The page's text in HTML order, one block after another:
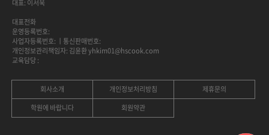
대표: 이서욱
대표전화
운영등록번호:
사업자등록번호: ㅣ통신판매번호:
개인정보관리책임자: 김윤환 yhkim01@hscook.com
교육담당 :
회사소개 개인정보처리방침
제휴문의
학원에 바랍니다
회원약관